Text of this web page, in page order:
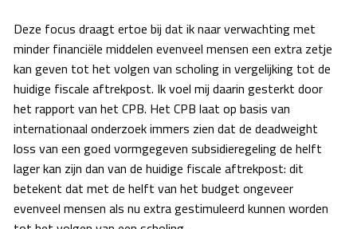
Deze focus draagt ertoe bij dat ik naar verwachting met
minder financiële middelen evenveel mensen een extra zetje
kan geven tot het volgen van scholing in vergelijking tot de
huidige fiscale aftrekpost. Ik voel mij daarin gesterkt door
het rapport van het CPB. Het CPB laat op basis van
internationaal onderzoek immers zien dat de deadweight
loss van een goed vormgegeven subsidieregeling de helft
lager kan zijn dan van de huidige fiscale aftrekpost: dit
betekent dat met de helft van het budget ongeveer
evenveel mensen als nu extra gestimuleerd kunnen worden